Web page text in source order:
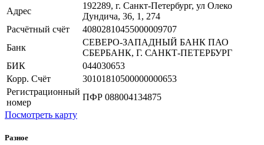
Адрес
192289, г. Санкт-Петербург, ул Олеко
Дундича, 36, 1, 274
Расчётный счёт
40802810455000009707
Банк
СЕВЕРО-ЗАПАДНЫЙ БАНК ПАО
СБЕРБАНК, Г. САНКТ-ПЕТЕРБУРГ
БИК
044030653
Корр. Счёт
30101810500000000653
Регистрационный
номер
ПФР 088004134875
Посмотреть карту
Разное